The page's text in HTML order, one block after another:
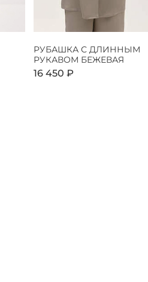
РУБАШКА С ДЛИННЫМ
РУКАВОМ БЕЖЕВАЯ
16 450 ₽